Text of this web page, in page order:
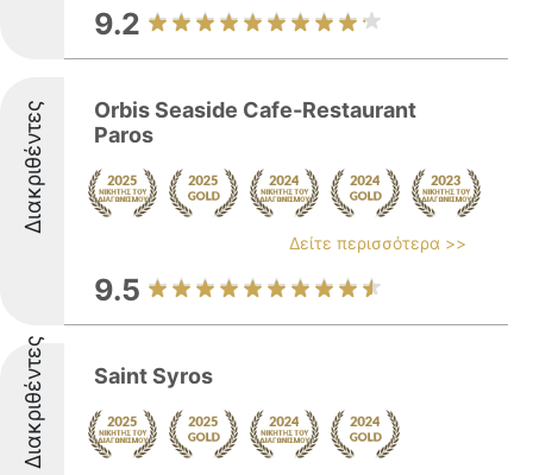
9.2
Διακριθέντες
Orbis Seaside Cafe-Restaurant
Paros
Δείτε περισσότερα >>
9.5
Διακριθέντες Saint Syros